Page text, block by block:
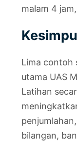
malam 4
Lima contoh
utama UAS
Latihan
bilangan,